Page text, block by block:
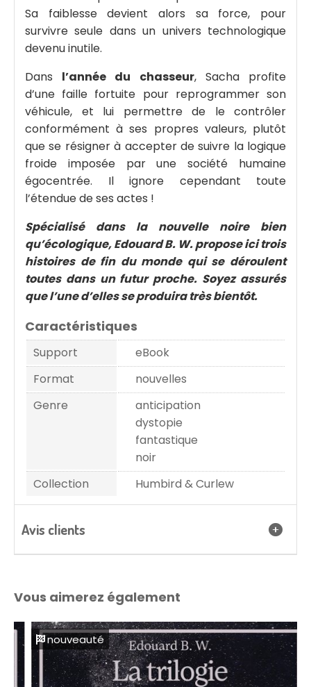
Sa faiblesse devient alors sa force, pour
survivre seule dans un univers technologique
devenu inutile.
Dans l’année du chasseur, Sacha profite
d’une faille fortuite pour reprogrammer son
véhicule, et lui permettre de le contrôler
conformément à ses propres valeurs, plutôt
que se résigner à accepter de suivre la logique
froide imposée par une société humaine
égocentrée. Il ignore cependant toute
l’étendue de ses actes !
Spécialisé dans la nouvelle noire bien
qu’écologique, Edouard B. W. propose ici trois
histoires de fin du monde qui se déroulent
toutes dans un futur proche. Soyez assurés
que l’une d’elles se produira très bientôt.
Caractéristiques
Support
eBook
Format
nouvelles
Genre
anticipation
dystopie
fantastique
noir
Collection
Humbird & Curlew
Avis clients
Vous aimerez également
nouveauté